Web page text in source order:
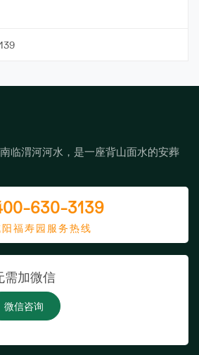
临渭河河水，是一座背山面水的安葬
630-3139
阳福寿园服务热线
需加微信
微信咨询